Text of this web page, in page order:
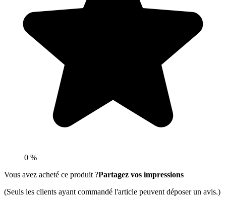
0 %
Vous avez acheté ce produit ?Partagez vos impressions
(Seuls les clients ayant commandé l'article peuvent déposer un avis.)